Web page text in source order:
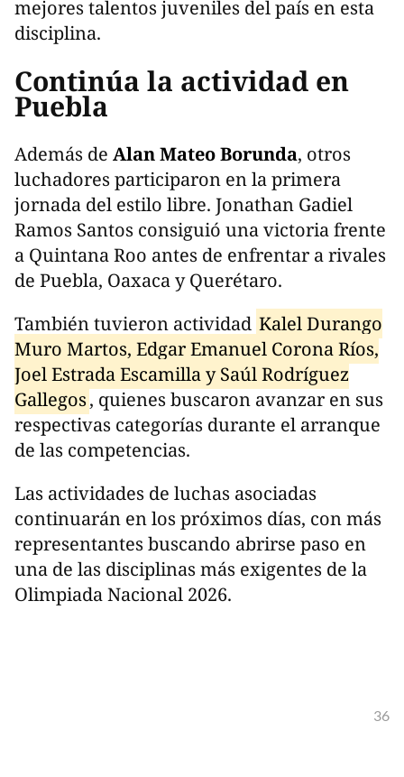
mejores talentos juveniles del país en esta
disciplina.
Continúa la actividad en
Puebla
Además de Alan Mateo Borunda, otros
luchadores participaron en la primera
jornada del estilo libre. Jonathan Gadiel
Ramos Santos consiguió una victoria frente
a Quintana Roo antes de enfrentar a rivales
de Puebla, Oaxaca y Querétaro.
También tuvieron actividad Kalel Durango
Muro Martos, Edgar Emanuel Corona Ríos,
Joel Estrada Escamilla y Saúl Rodríguez
Gallegos, quienes buscaron avanzar en sus
respectivas categorías durante el arranque
de las competencias.
Las actividades de luchas asociadas
continuarán en los próximos días, con más
representantes buscando abrirse paso en
una de las disciplinas más exigentes de la
Olimpiada Nacional 2026.
36